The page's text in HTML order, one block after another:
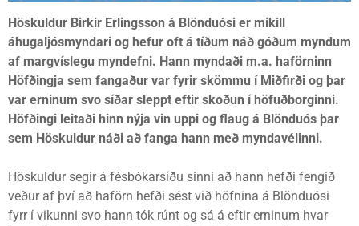
Höskuldur Birkir Erlingsson á Blönduósi er mikill
áhugaljósmyndari og hefur oft á tíðum náð góðum myndum
af margvíslegu myndefni. Hann myndaði m.a. haförninn
Höfðingja sem fangaður var fyrir skömmu í Miðfirði og þar
var erninum svo síðar sleppt eftir skoðun í höfuðborginni.
Höfðingi leitaði hinn nýja vin uppi og flaug á Blönduós þar
sem Höskuldur náði að fanga hann með myndavélinni.
Höskuldur segir á fésbókarsíðu sinni að hann hefði fengið
veður af því að haförn hefði sést við höfnina á Blönduósi
fyrr í vikunni svo hann tók rúnt og sá á eftir erninum hvar